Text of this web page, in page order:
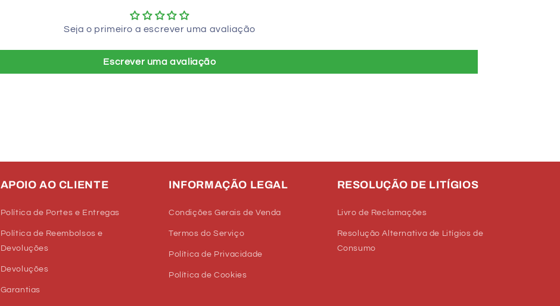
Seja o primeiro a escrever uma avaliação
Escrever uma avaliação
APOIO AO CLIENTE
Política de Portes e Entregas
Política de Reembolsos e
Devoluções
Devoluções
Garantias
INFORMAÇÃO LEGAL
Condições Gerais de Venda
Termos do Serviço
Política de Privacidade
Política de Cookies
RESOLUÇÃO DE LITÍGIOS
Livro de Reclamações
Resolução Alternativa de Litígios de
Consumo